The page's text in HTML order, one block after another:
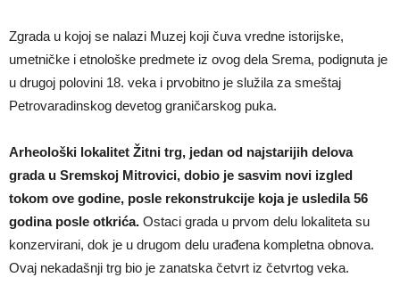
Zgrada u kojoj se nalazi Muzej koji čuva vredne istorijske,
umetničke i etnološke predmete iz ovog dela Srema, podignuta je
u drugoj polovini 18. veka i prvobitno je služila za smeštaj
Petrovaradinskog devetog graničarskog puka.
Arheološki lokalitet Žitni trg, jedan od najstarijih delova
grada u Sremskoj Mitrovici, dobio je sasvim novi izgled
tokom ove godine, posle rekonstrukcije koja je usledila 56
godina posle otkrića. Ostaci grada u prvom delu lokaliteta su
konzervirani, dok je u drugom delu urađena kompletna obnova.
Ovaj nekadašnji trg bio je zanatska četvrt iz četvrtog veka.